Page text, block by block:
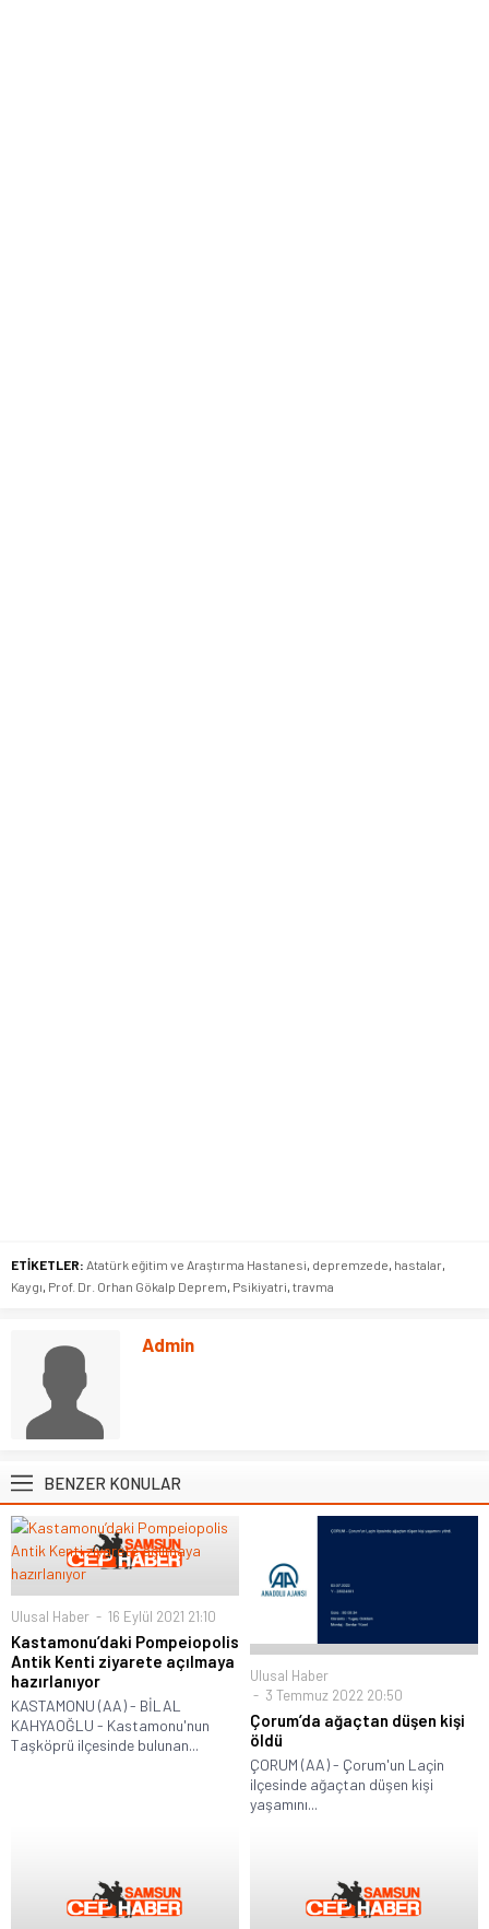
ETİKETLER: Atatürk eğitim ve Araştırma Hastanesi depremzede hastalar
Kaygı Prof. Dr. Orhan Gökalp Deprem Psikiyatri travma
Admin
BENZER KONULAR
Ulusal Haber 16 Eylül 2021 21:10
Kastamonu’daki Pompeiopolis
Antik Kenti ziyarete açılmaya
hazırlanıyor
KASTAMONU (AA) - BİLAL
KAHYAOĞLU - Kastamonu'nun
Taşköprü ilçesinde bulunan...
Ulusal Haber
3 Temmuz 2022 20:50
Çorum’da ağaçtan düşen kişi
öldü
ÇORUM (AA) - Çorum'un Laçin
ilçesinde ağaçtan düşen kişi
yaşamını...